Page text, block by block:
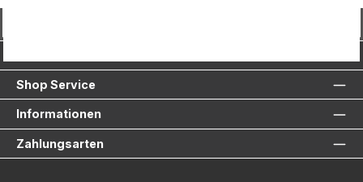
Shop Service
Informationen
Zahlungsarten